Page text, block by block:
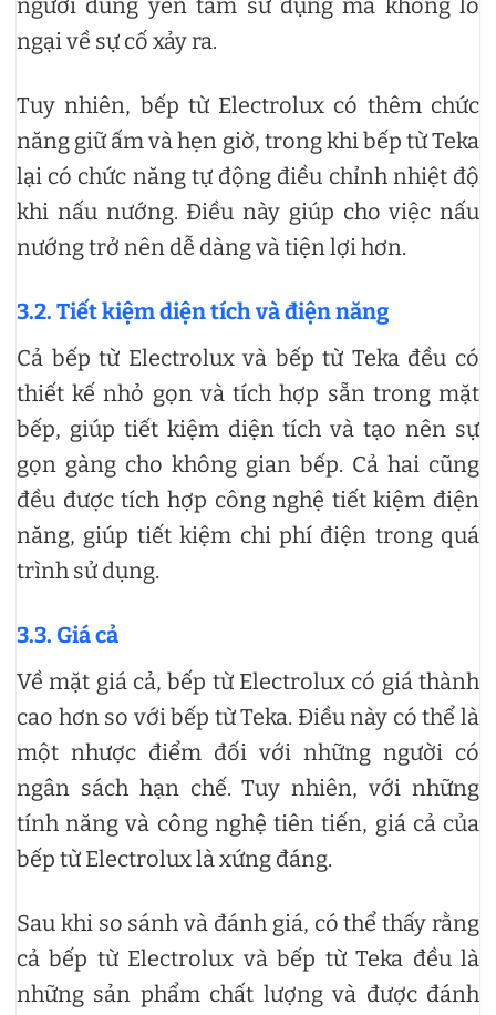
người dùng yên tâm sử dụng mà không lo
ngại về sự cố xảy ra.
Tuy nhiên, bếp từ Electrolux có thêm chức
năng giữ ấm và hẹn giờ, trong khi bếp từ Teka
lại có chức năng tự động điều chỉnh nhiệt độ
khi nấu nướng. Điều này giúp cho việc nấu
nướng trở nên dễ dàng và tiện lợi hơn.
3.2. Tiết kiệm diện tích và điện năng
Cả bếp từ Electrolux và bếp từ Teka đều có
thiết kế nhỏ gọn và tích hợp sẵn trong mặt
bếp, giúp tiết kiệm diện tích và tạo nên sự
gọn gàng cho không gian bếp. Cả hai cũng
đều được tích hợp công nghệ tiết kiệm điện
năng, giúp tiết kiệm chi phí điện trong quá
trình sử dụng.
3.3. Giá cả
Về mặt giá cả, bếp từ Electrolux có giá thành
cao hơn so với bếp từ Teka. Điều này có thể là
một nhược điểm đối với những người có
ngân sách hạn chế. Tuy nhiên, với những
tính năng và công nghệ tiên tiến, giá cả của
bếp từ Electrolux là xứng đáng.
Sau khi so sánh và đánh giá, có thể thấy rằng
cả bếp từ Electrolux và bếp từ Teka đều là
những sản phẩm chất lượng và được đánh